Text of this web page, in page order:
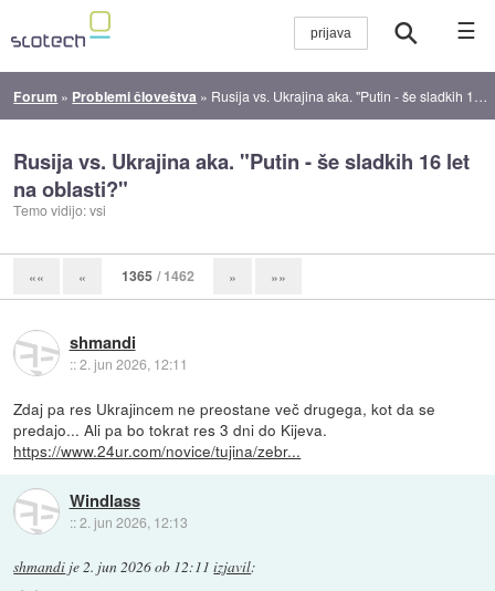
☰
Forum » Problemi človeštva » Rusija vs. Ukrajina aka. "Putin - še sladkih 16 let na oblasti?"
Rusija vs. Ukrajina aka. "Putin - še sladkih 16 let
na oblasti?"
Temo vidijo: vsi
«« « 1365 / 1462 » »»
shmandi
::2. jun 2026, 12:11
Zdaj pa res Ukrajincem ne preostane več drugega, kot da se
predajo... Ali pa bo tokrat res 3 dni do Kijeva.
https://www.24ur.com/novice/tujina/zebr...
Windlass
::2. jun 2026, 12:13
shmandi je2. jun 2026 ob 12:11 izjavil: